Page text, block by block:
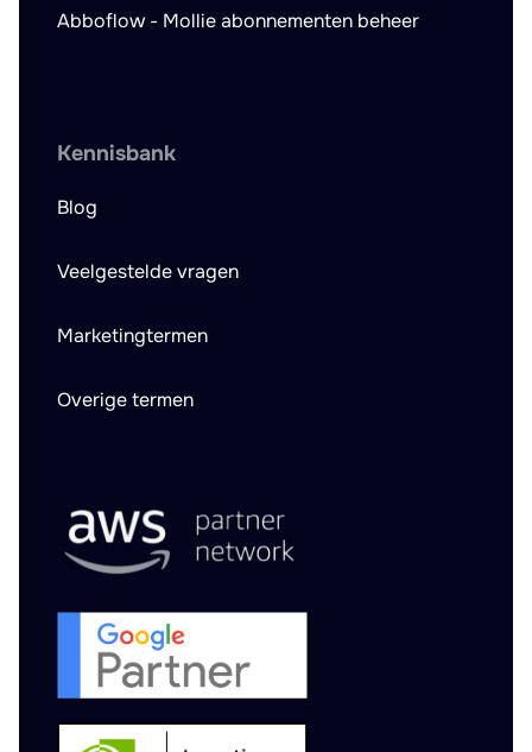
Abboflow - Mollie abonnementen beheer
Kennisbank
Blog
Veelgestelde vragen
Marketingtermen
Overige termen